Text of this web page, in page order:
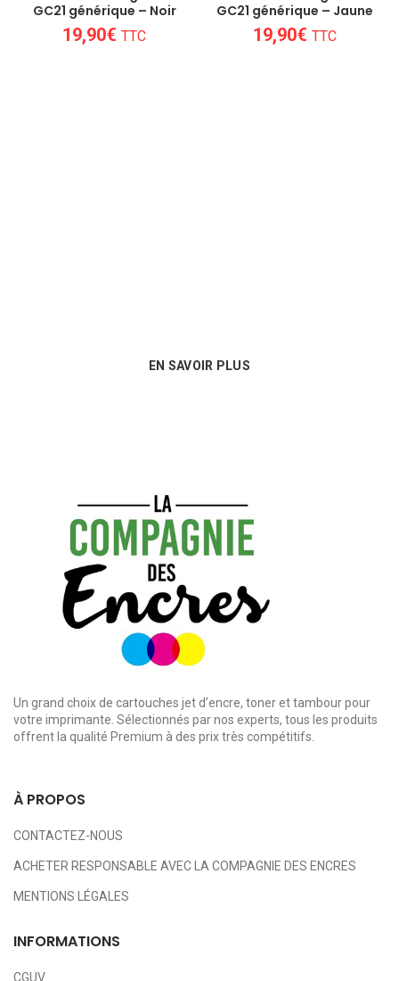
GC21 générique – Noir
19,90€ TTC
GC21 générique – Jaune
19,90€ TTC
EN SAVOIR PLUS
Un grand choix de cartouches jet d’encre, toner et tambour pour
votre imprimante. Sélectionnés par nos experts, tous les produits
offrent la qualité Premium à des prix très compétitifs.
À PROPOS
CONTACTEZ-NOUS
ACHETER RESPONSABLE AVEC LA COMPAGNIE DES ENCRES
MENTIONS LÉGALES
INFORMATIONS
CGUV